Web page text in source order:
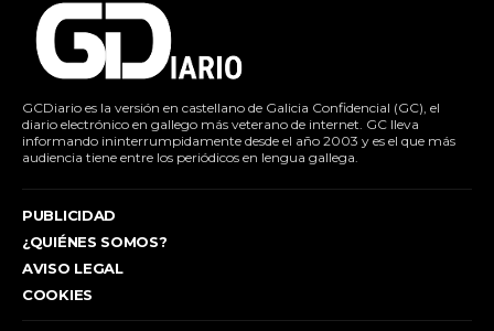
GCDiario es la versión en castellano de Galicia Confidencial (GC), el
diario electrónico en gallego más veterano de internet. GC lleva
informando ininterrumpidamente desde el año 2003 y es el que más
audiencia tiene entre los periódicos en lengua gallega.
PUBLICIDAD
¿QUIÉNES SOMOS?
AVISO LEGAL
COOKIES